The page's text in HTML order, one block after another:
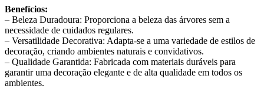
Benefícios:
– Beleza Duradoura: Proporciona a beleza das árvores sem a
necessidade de cuidados regulares.
– Versatilidade Decorativa: Adapta-se a uma variedade de estilos de
decoração, criando ambientes naturais e convidativos.
– Qualidade Garantida: Fabricada com materiais duráveis para
garantir uma decoração elegante e de alta qualidade em todos os
ambientes.